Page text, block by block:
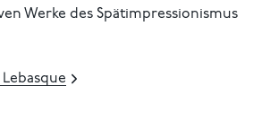
Werke des Spätimpressionismus